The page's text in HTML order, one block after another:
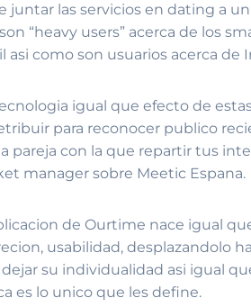
juntar las servicios en dating a
“heavy users” acerca de los
asi­ como son usuarios acerca de
igual que efecto de
para reconocer publico
pareja con la que repartir tus
manager sobre Meetic Espana.
de Ourtime nace igual
usabilidad, desplazandolo
su individualidad asi­ igual
es lo unico que les define.